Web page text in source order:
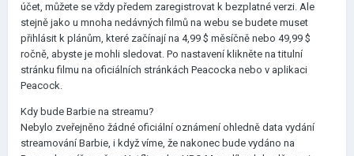
účet, můžete se vždy předem zaregistrovat k bezplatné verzi. Ale
stejně jako u mnoha nedávných filmů na webu se budete muset
přihlásit k plánům, které začínají na 4,99 $ měsíčně nebo 49,99 $
ročně, abyste je mohli sledovat. Po nastavení klikněte na titulní
stránku filmu na oficiálních stránkách Peacocka nebo v aplikaci
Peacock.
Kdy bude Barbie na streamu?
Nebylo zveřejněno žádné oficiální oznámení ohledně data vydání
streamování Barbie, i když víme, že nakonec bude vydáno na